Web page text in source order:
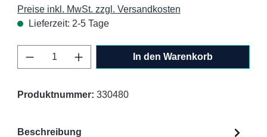
Preise inkl. MwSt. zzgl. Versandkosten
Lieferzeit: 2-5 Tage
Produkt Anzahl: Gib den gewünschten
In den Warenkorb
Produktnummer: 330480
Beschreibung